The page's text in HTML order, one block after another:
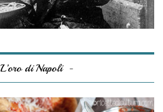
L’oro di Napoli